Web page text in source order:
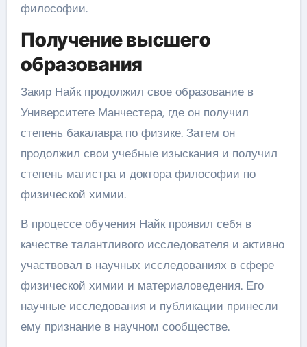
философии.
Получение высшего
образования
Закир Найк продолжил свое образование в
Университете Манчестера, где он получил
степень бакалавра по физике. Затем он
продолжил свои учебные изыскания и получил
степень магистра и доктора философии по
физической химии.
В процессе обучения Найк проявил себя в
качестве талантливого исследователя и активно
участвовал в научных исследованиях в сфере
физической химии и материаловедения. Его
научные исследования и публикации принесли
ему признание в научном сообществе.